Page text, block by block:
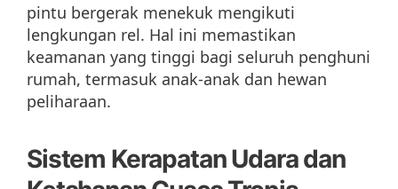
pintu bergerak menekuk mengikuti
lengkungan rel. Hal ini memastikan
keamanan yang tinggi bagi seluruh penghuni
rumah, termasuk anak-anak dan hewan
peliharaan.
Sistem Kerapatan Udara dan